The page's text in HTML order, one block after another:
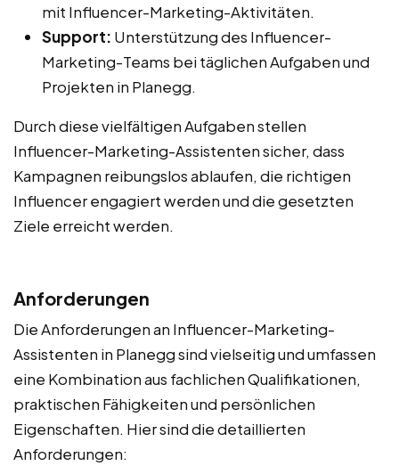
mit Influencer-Marketing-Aktivitäten.
Support: Unterstützung des Influencer-
Marketing-Teams bei täglichen Aufgaben und
Projekten in Planegg.
Durch diese vielfältigen Aufgaben stellen
Influencer-Marketing-Assistenten sicher, dass
Kampagnen reibungslos ablaufen, die richtigen
Influencer engagiert werden und die gesetzten
Ziele erreicht werden.
Anforderungen
Die Anforderungen an Influencer-Marketing-
Assistenten in Planegg sind vielseitig und umfassen
eine Kombination aus fachlichen Qualifikationen,
praktischen Fähigkeiten und persönlichen
Eigenschaften. Hier sind die detaillierten
Anforderungen: